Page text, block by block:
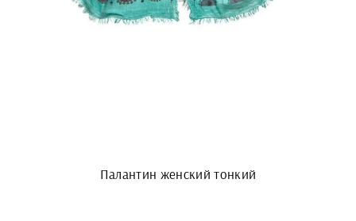
Палантин женский тонкий